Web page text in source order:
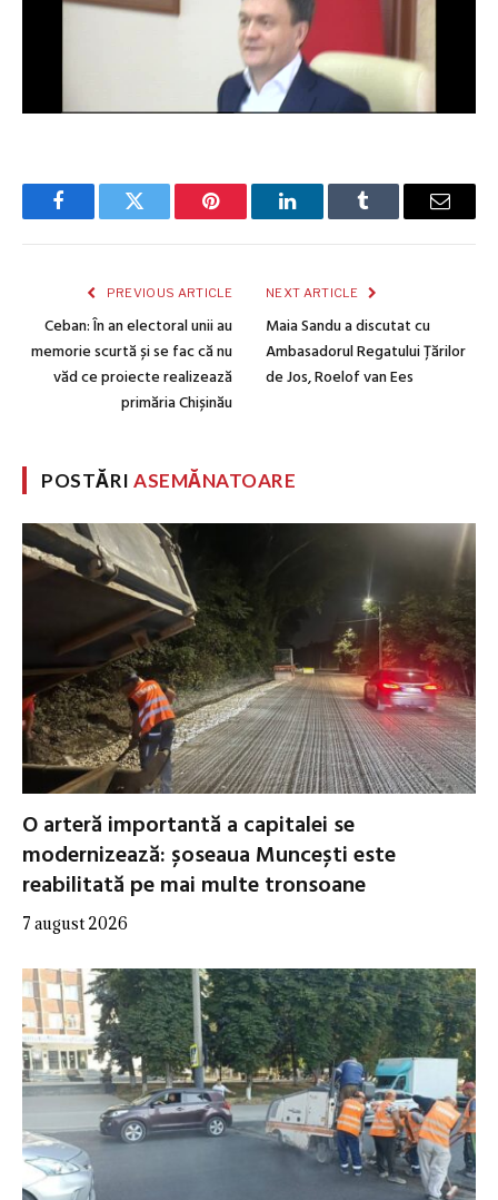
FacebookTwitter Pinterest LinkedInTumblr Email
PREVIOUS ARTICLE
Ceban: În an electoral unii au
memorie scurtă și se fac că nu
văd ce proiecte realizează
primăria Chișinău
NEXT ARTICLE
Maia Sandu a discutat cu
Ambasadorul Regatului Țărilor
de Jos, Roelof van Ees
POSTĂRIASEMĂNATOARE
O arteră importantă a capitalei se
modernizează: șoseaua Muncești este
reabilitată pe mai multe tronsoane
7 august 2026